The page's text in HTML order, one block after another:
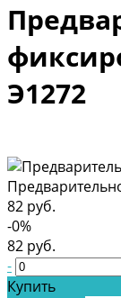
Э1272
82 руб.
-0%
82 руб.
-
Купить